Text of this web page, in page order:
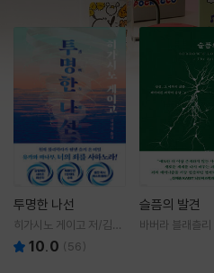
투명한 나선
히가시노 게이고 저/김선
영 역10.0 (56)
슬픔의 발견
바버라 블래츨리